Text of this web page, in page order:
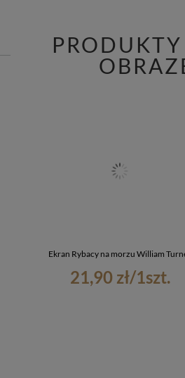
Ekran Rybacy na morzu William
21,90 zł/1szt.